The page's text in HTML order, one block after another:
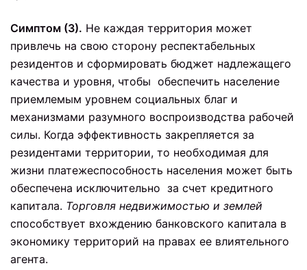
Симптом (3). Не каждая территория может
привлечь на свою сторону респектабельных
резидентов и сформировать бюджет надлежащего
качества и уровня, чтобы обеспечить население
приемлемым уровнем социальных благ и
механизмами разумного воспроизводства рабочей
силы. Когда эффективность закрепляется за
резидентами территории, то необходимая для
жизни платежеспособность населения может быть
обеспечена исключительно за счет кредитного
капитала. Торговля недвижимостью и землей
способствует вхождению банковского капитала в
экономику территорий на правах ее влиятельного
агента.